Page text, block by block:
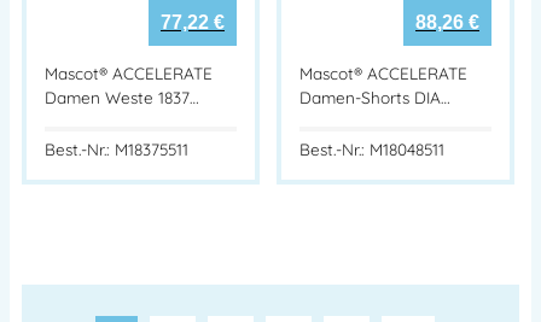
77,22 €
Mascot® ACCELERATE
Damen Weste 1837…
Best.-Nr.: M18375511
88,26 €
Mascot® ACCELERATE
Damen-Shorts DIA…
Best.-Nr.: M18048511